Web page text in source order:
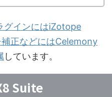
グインにはiZotope
補正などにはCelemony
しています。
Suite